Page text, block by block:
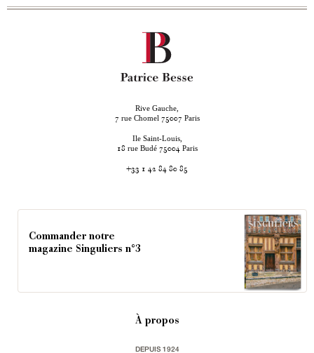
Rive Gauche,
7 rue Chomel 75007 Paris
Ile Saint-Louis,
18 rue Budé 75004 Paris
+33 1 42 84 80 85
Commander notre
magazine Singuliers n°3
À propos
DEPUIS 1924